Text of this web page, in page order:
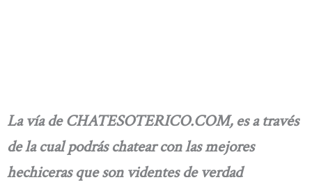
La vía de CHATESOTERICO.COM, es a través
de la cual podrás chatear con las mejores
hechiceras que son videntes de verdad